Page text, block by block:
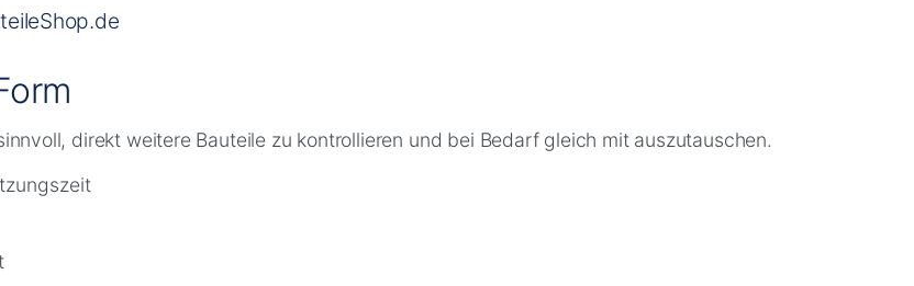
direkt weitere Bauteile zu kontrollieren und bei Bedarf gleich mit auszutauschen.